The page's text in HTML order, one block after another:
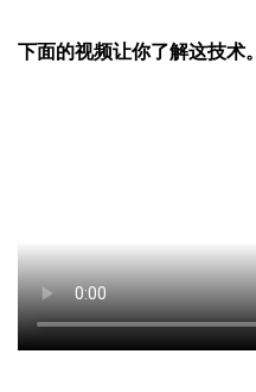
下面的视频让你了解这技术。